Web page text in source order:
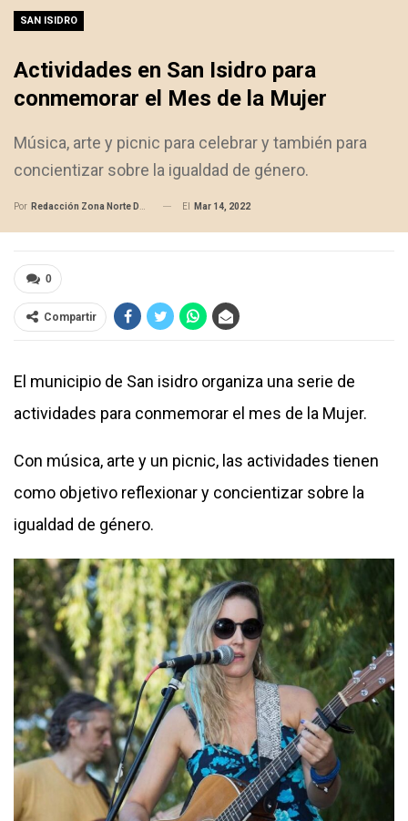
SAN ISIDRO
Actividades en San Isidro para
conmemorar el Mes de la Mujer
Música, arte y picnic para celebrar y también para
concientizar sobre la igualdad de género.
Por Redacción Zona Norte Daily El Mar 14, 2022
0
Compartir
El municipio de San isidro organiza una serie de
actividades para conmemorar el mes de la Mujer.
Con música, arte y un picnic, las actividades tienen
como objetivo reflexionar y concientizar sobre la
igualdad de género.